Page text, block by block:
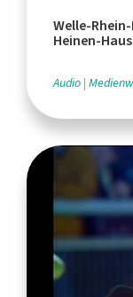
Welle-
Heinen-
Audio